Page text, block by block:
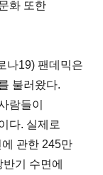
화 또한
나19) 팬데믹은
불러왔다.
람들이
다. 실제로
관한 245만
기 수면에